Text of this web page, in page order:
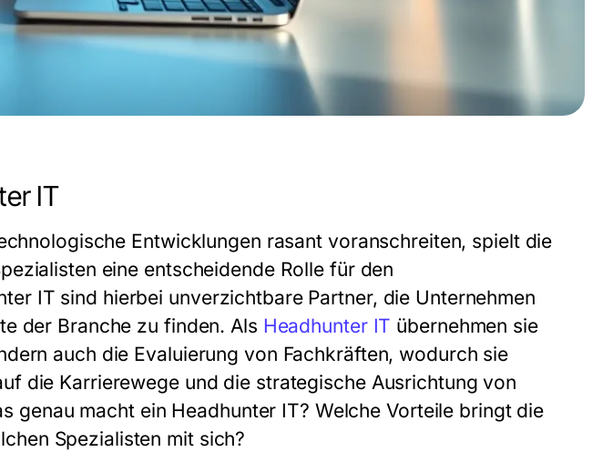
IT
Entwicklungen rasant voranschreiten, spielt die
eine entscheidende Rolle für den
IT sind hierbei unverzichtbare Partner, die Unternehmen
der Branche zu finden. Als Headhunter IT übernehmen sie
auch die Evaluierung von Fachkräften, wodurch sie
die Karrierewege und die strategische Ausrichtung von
genau macht ein Headhunter IT? Welche Vorteile bringt die
Spezialisten mit sich?